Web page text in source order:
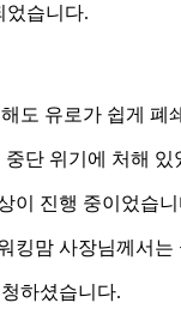
었습니다.
도 유로가 쉽게 폐
단 위기에 처해 있
이 진행 중이었습니
킹맘 사장님께서
하셨습니다.